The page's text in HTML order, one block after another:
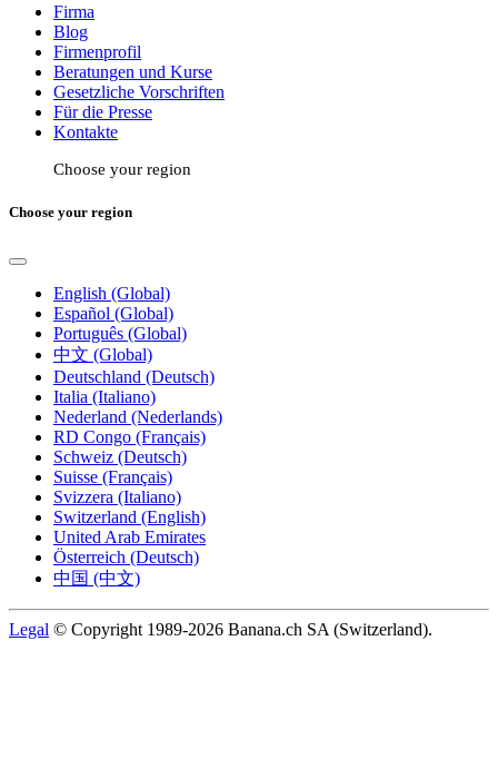
Firma
Blog
Firmenprofil
Beratungen und Kurse
Gesetzliche Vorschriften
Für die Presse
Kontakte
Choose your region
Choose your region
English (Global)
Español (Global)
Português (Global)
中文 (Global)
Deutschland (Deutsch)
Italia (Italiano)
Nederland (Nederlands)
RD Congo (Français)
Schweiz (Deutsch)
Suisse (Français)
Svizzera (Italiano)
Switzerland (English)
United Arab Emirates
Österreich (Deutsch)
中国 (中文)
Legal © Copyright 1989-2026 Banana.ch SA (Switzerland).